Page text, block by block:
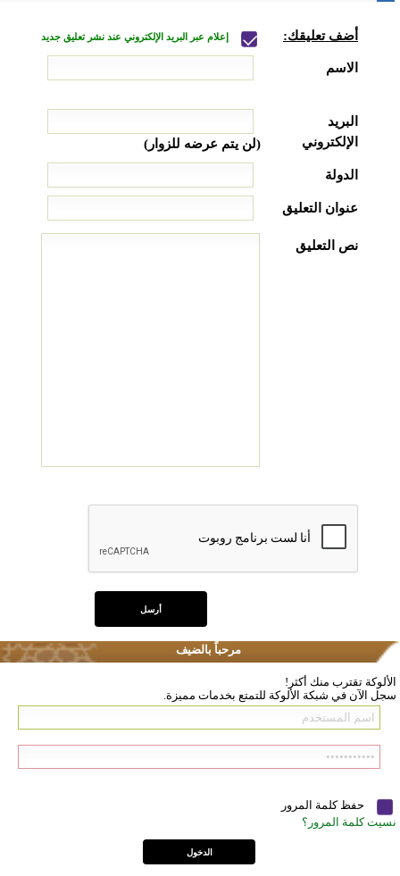
أضف تعليقك: إعلام عبر البريد الإلكتروني عند نشر تعليق جديد
الاسم
البريد
الإلكتروني
(لن يتم عرضه للزوار)
الدولة
عنوان التعليق
نص التعليق
مرحباً بالضيف
الألوكة تقترب منك أكثر!
سجل الآن في شبكة الألوكة للتمتع بخدمات مميزة.
حفظ كلمة المرور
نسيت كلمة المرور؟